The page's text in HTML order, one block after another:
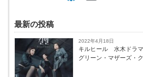
最新の投稿
2022年4月18日
キルヒール 水木ドラ
グリーン・マザーズ・